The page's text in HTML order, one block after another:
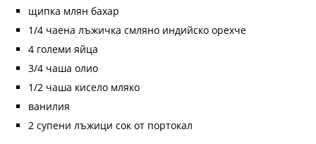
щипка млян бахар
1/4 чаена лъжичка смляно индийско орехче
4 големи яйца
3/4 чаша олио
1/2 чаша кисело мляко
ванилия
2 супени лъжици сок от портокал